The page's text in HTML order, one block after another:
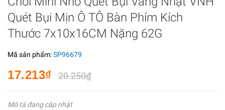
Quét Bụi Mịn Ô TÔ Bàn Phím Kích
Thước 7x10x16CM Nặng 62G
Mã sản phẩm:SP96679
17.213₫ 20.250₫
Mô tả đang cập nhật